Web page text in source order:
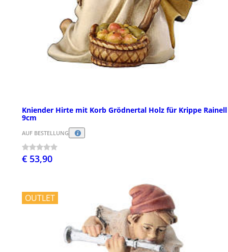
Kniender Hirte mit Korb Grödnertal Holz für Krippe Rainell
9cm
AUF BESTELLUNG
€ 53,90
OUTLET